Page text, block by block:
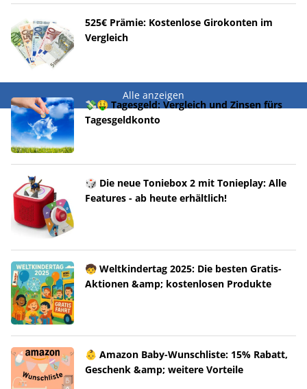
525€ Prämie: Kostenlose Girokonten im
Vergleich
Alle anzeigen
💸🤑 Tagesgeld: Vergleich und Zinsen fürs
Tagesgeldkonto
🎲 Die neue Toniebox 2 mit Tonieplay: Alle
Features - ab heute erhältlich!
🧒 Weltkindertag 2025: Die besten Gratis-
Aktionen &amp; kostenlosen Produkte
👶 Amazon Baby-Wunschliste: 15% Rabatt,
Geschenk &amp; weitere Vorteile